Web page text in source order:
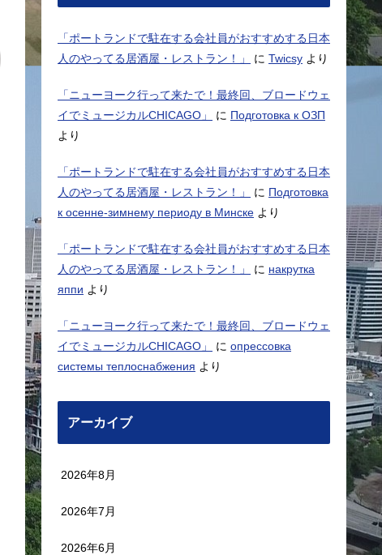
「ポートランドで駐在する会社員がおすすめする日本
人のやってる居酒屋・レストラン！」
に Twicsy より
「ニューヨーク行って来たで！最終回、ブロードウェ
イでミュージカルCHICAGO」
に Подготовка к ОЗП
より
「ポートランドで駐在する会社員がおすすめする日本
人のやってる居酒屋・レストラン！」
に Подготовка
к осенне-зимнему периоду в Минске より
「ポートランドで駐在する会社員がおすすめする日本
人のやってる居酒屋・レストラン！」
に накрутка
яппи より
「ニューヨーク行って来たで！最終回、ブロードウェ
イでミュージカルCHICAGO」
に опрессовка
системы теплоснабжения より
アーカイブ
2026年8月
2026年7月
2026年6月